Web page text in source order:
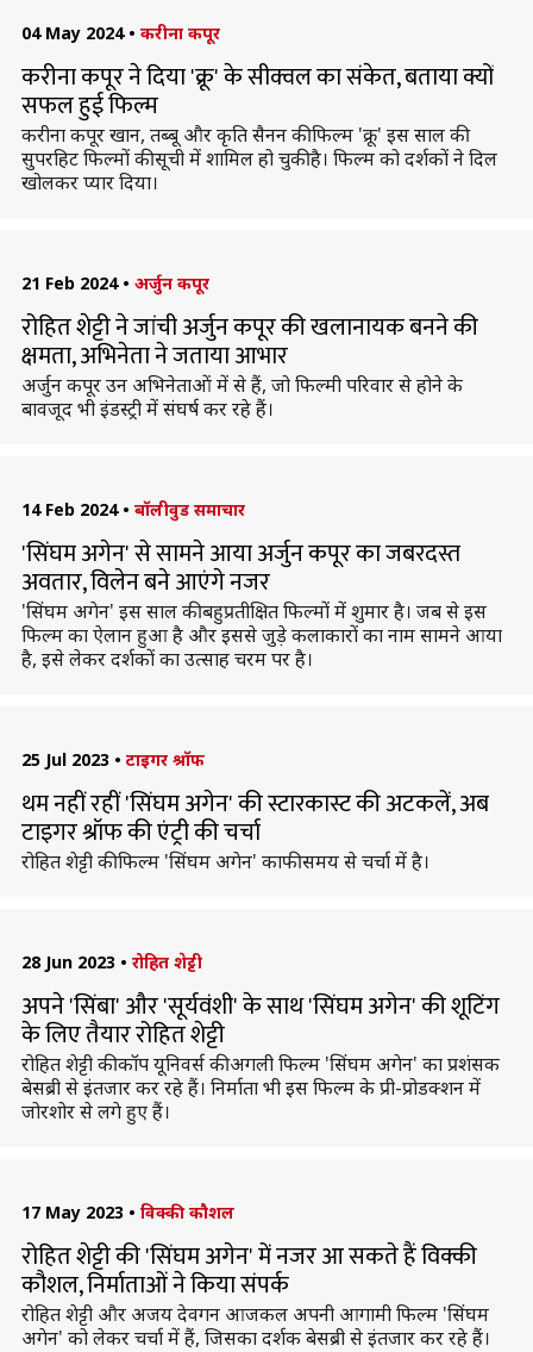
04 May 2024 • करीना कपूर
करीना कपूर ने दिया 'क्रू' के सीक्वल का संकेत, बताया क्यों
सफल हुई फिल्म
करीना कपूर खान, तब्बू और कृति सैनन की फिल्म 'क्रू' इस साल की
सुपरहिट फिल्मों की सूची में शामिल हो चुकी है। फिल्म को दर्शकों ने दिल
खोलकर प्यार दिया।
21 Feb 2024 • अर्जुन कपूर
रोहित शेट्टी ने जांची अर्जुन कपूर की खलानायक बनने की
क्षमता, अभिनेता ने जताया आभार
अर्जुन कपूर उन अभिनेताओं में से हैं, जो फिल्मी परिवार से होने के
बावजूद भी इंडस्ट्री में संघर्ष कर रहे हैं।
14 Feb 2024 • बॉलीवुड समाचार
'सिंघम अगेन' से सामने आया अर्जुन कपूर का जबरदस्त
अवतार, विलेन बने आएंगे नजर
'सिंघम अगेन' इस साल की बहुप्रतीक्षित फिल्मों में शुमार है। जब से इस
फिल्म का ऐलान हुआ है और इससे जुड़े कलाकारों का नाम सामने आया
है, इसे लेकर दर्शकों का उत्साह चरम पर है।
25 Jul 2023 • टाइगर श्रॉफ
थम नहीं रहीं 'सिंघम अगेन' की स्टारकास्ट की अटकलें, अब
टाइगर श्रॉफ की एंट्री की चर्चा
रोहित शेट्टी की फिल्म 'सिंघम अगेन' काफी समय से चर्चा में है।
28 Jun 2023 • रोहित शेट्टी
अपने 'सिंबा' और 'सूर्यवंशी' के साथ 'सिंघम अगेन' की शूटिंग
के लिए तैयार रोहित शेट्टी
रोहित शेट्टी की कॉप यूनिवर्स की अगली फिल्म 'सिंघम अगेन' का प्रशंसक
बेसब्री से इंतजार कर रहे हैं। निर्माता भी इस फिल्म के प्री-प्रोडक्शन में
जोरशोर से लगे हुए हैं।
17 May 2023 • विक्की कौशल
रोहित शेट्टी की 'सिंघम अगेन' में नजर आ सकते हैं विक्की
कौशल, निर्माताओं ने किया संपर्क
रोहित शेट्टी और अजय देवगन आजकल अपनी आगामी फिल्म 'सिंघम
अगेन' को लेकर चर्चा में हैं, जिसका दर्शक बेसब्री से इंतजार कर रहे हैं।